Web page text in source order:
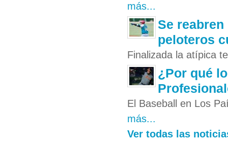
más...
Se
peloteros
Finalizada la atípica
¿Por qué
El Baseball en Los
más...
Ver todas las